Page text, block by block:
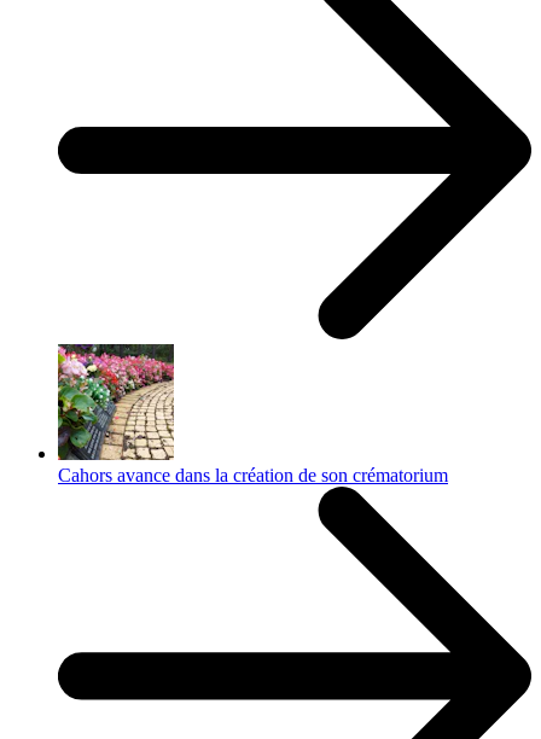
Cahors avance dans la création de son crématorium